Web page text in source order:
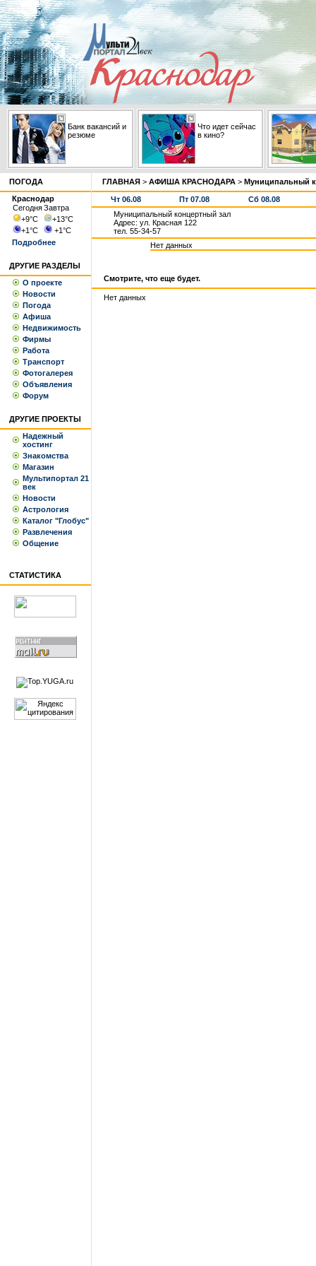
Банк вакансий и
резюме
Что идет сейчас
в кино?
ПОГОДА
Краснодар
СегодняЗавтра
+9°С +13°С
+1°С +1°С
Подробнее
ДРУГИЕ РАЗДЕЛЫ
О проекте
Новости
Погода
Афиша
Недвижимость
Фирмы
Работа
Транспорт
Фотогалерея
Объявления
Форум
ДРУГИЕ ПРОЕКТЫ
Надежный
хостинг
Знакомства
Магазин
Мультипортал 21
век
Новости
Астрология
Каталог "Глобус"
Развлечения
Общение
СТАТИСТИКА
ГЛАВНАЯ > АФИША КРАСНОДАРА > Муниципальный
Чт 06.08 Пт 07.08
Сб 08.08
Муниципальный концертный зал
Адрес: ул. Красная 122
тел. 55-34-57
Нет данных
Смотрите, что еще будет.
Нет данных